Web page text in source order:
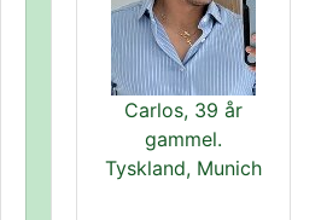
Carlos, 39 år
gammel.
Tyskland, Munich